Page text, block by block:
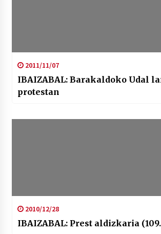
2011/11/07
IBAIZABAL: Barakaldoko Udal
protestan
2010/12/28
IBAIZABAL: Prest aldizkaria